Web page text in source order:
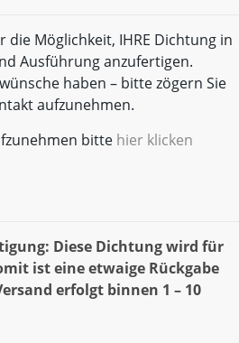
die Möglichkeit, IHRE Dichtung in
Ausführung anzufertigen.
haben – bitte zögern Sie
aufzunehmen.
bitte hier klicken
Diese Dichtung wird für
ist eine etwaige Rückgabe
erfolgt binnen 1 – 10